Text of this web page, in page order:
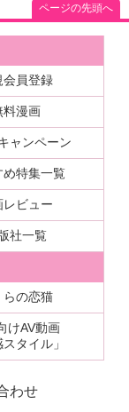
ページの先頭へ
会員登録
料漫画
ャンペーン
め特集一覧
レビュー
社一覧
らの恋猫
けAV動画
スタイル」
わせ